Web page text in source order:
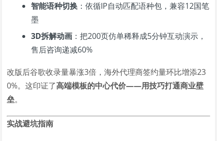
智能语种切换 ：依循IP自动匹配语种包，兼容12国笔
墨
3D拆解动画 ：把200页仿单稀释成5分钟互动演示，
售后咨询递减60%
改版后谷歌收录量暴涨3倍，海外代理商签约量环比增添23
0%。这印证了高端模板的中心代价——用技巧打通商业壁
垒。
实战避坑指南